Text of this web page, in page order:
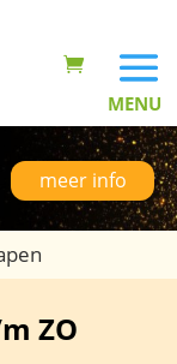
meer info
ZO